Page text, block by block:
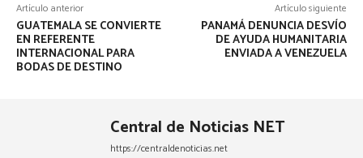
Artículo anterior
GUATEMALA SE CONVIERTE
EN REFERENTE
INTERNACIONAL PARA
BODAS DE DESTINO
Artículo siguiente
PANAMÁ DENUNCIA DESVÍO
DE AYUDA HUMANITARIA
ENVIADA A VENEZUELA
Central de Noticias NET
https://centraldenoticias.net